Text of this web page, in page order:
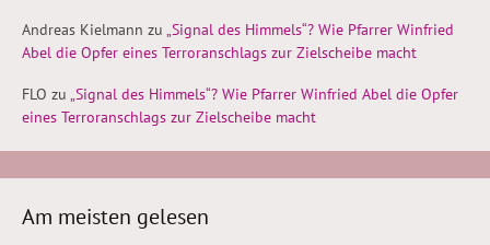
Andreas Kielmann zu „Signal des Himmels“? Wie Pfarrer Winfried
Abel die Opfer eines Terroranschlags zur Zielscheibe macht
FLO zu „Signal des Himmels“? Wie Pfarrer Winfried Abel die Opfer
eines Terroranschlags zur Zielscheibe macht
Am meisten gelesen